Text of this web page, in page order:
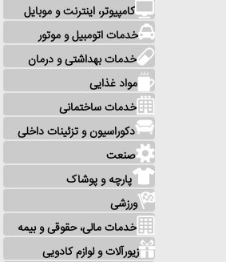
کامپیوتر، اینترنت و موبایل
خدمات اتومبیل و موتور
خدمات بهداشتی و درمان
مواد غذایی
خدمات ساختمانی
دکوراسیون و تزئینات داخلی
صنعت
پارچه و پوشاک
ورزشی
خدمات مالی، حقوقی و بیمه
زیورآلات و لوازم کادویی